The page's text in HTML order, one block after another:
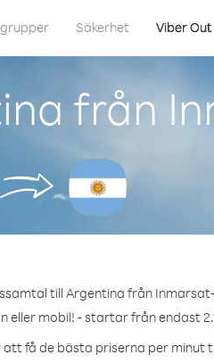
Säkerhet Viber Out
från
till Argentina från
eller mobil! - startar från endast
få de bästa priserna per minut